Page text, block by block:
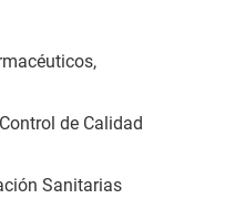
de Calidad
Sanitarias